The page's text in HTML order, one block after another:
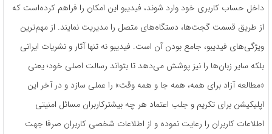
داخل حساب کاربری خود وارد شوند، فیدیبو این امکان را فراهم کرده‌است که
از طریق قسمت گجت‌ها، دستگاه‌های متصل را مدیریت نمایند. از مهم‌ترین
ویژگی‌های فیدیبو، جامع بودن آن است. فیدیبو نه تنها آثار و نشریات ایرانی
بلکه سایر زبان‌ها را نیز پوشش می‌دهد تا بتواند رسالت اصلی خود؛ یعنی
«مطالعه آزاد برای همه، همه جا و همه وقت» را عملی سازد و در آخر این
اپلیکیشن برای تکریم و جلب اعتماد هر چه بیشترکاربران مسائل امنیتی
اطلاعات کاربران را رعایت نموده و از اطلاعات شخصی کاربران صرفا جهت